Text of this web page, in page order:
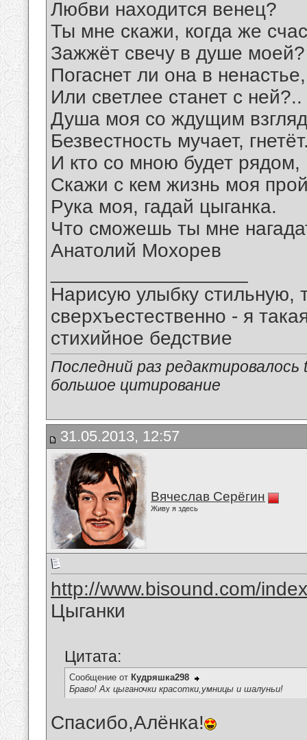
Любви находится венец?
Ты мне скажи, когда же
Зажжёт свечу в душе моей?
Погаснет ли она в ненастье,
Или светлее станет с ней?..
Душа моя со ждущим
Безвестность мучает,
И кто со мною будет рядом,
Скажи с кем жизнь моя
Рука моя, гадай цыганка.
Что сможешь ты мне
Анатолий Мохорев
Нарисую улыбку стильную,
сверхъестественно - я
стихийное бедствие
Последний раз
большое цитирование
31.05.2013, 12:57
Вячеслав Серёгин
Живу я здесь
http://www.bisound.com/
Цыганки
Цитата:
Сообщение от Кудряшка298
Браво! Ах цыганочки красотки,умницы и шалуньи!
Спасибо,Алёнка!